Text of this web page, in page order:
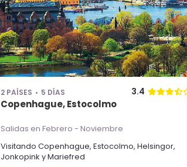
2 PAÍSES 5 DÍAS 3.4
Copenhague, Estocolmo
Salidas en Febrero - Noviembre
Visitando Copenhague, Estocolmo, Helsingor,
Jonkopink yMariefred